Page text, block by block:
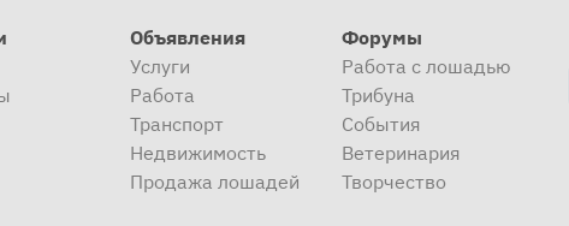
Объявления
Услуги
Работа
Транспорт
Недвижимость
Продажа лошадей
Форумы
Работа с лошадью
Трибуна
События
Ветеринария
Творчество